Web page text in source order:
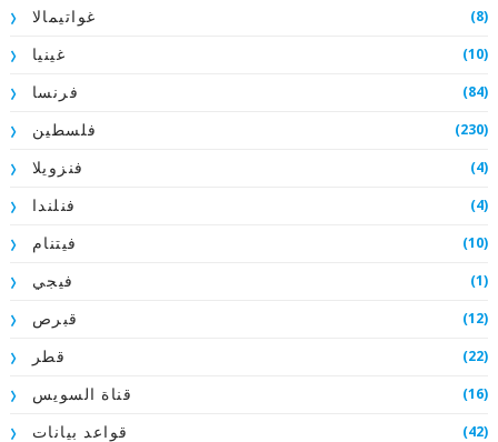
غواتيمالا (8)
غينيا (10)
فرنسا (84)
فلسطين (230)
فنزويلا (4)
فنلندا (4)
فيتنام (10)
فيجي (1)
قبرص (12)
قطر (22)
قناة السويس (16)
قواعد بيانات (42)